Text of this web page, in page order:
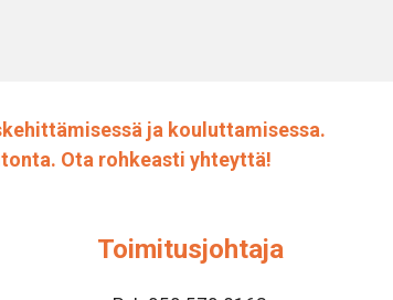
ja kouluttamisessa.
Ota rohkeasti yhteyttä!
Toimitusjohtaja